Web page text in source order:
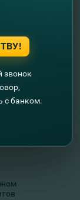
звонок
с банком.